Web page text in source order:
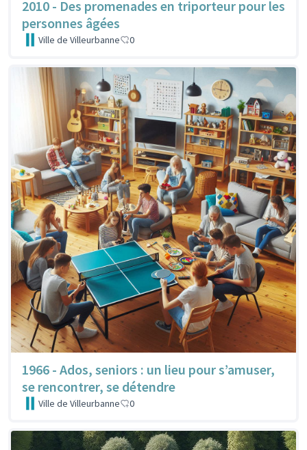
2010 - Des promenades en triporteur pour les
personnes âgées
Ville de Villeurbanne 0
1966 - Ados, seniors : un lieu pour s’amuser,
se rencontrer, se détendre
Ville de Villeurbanne 0